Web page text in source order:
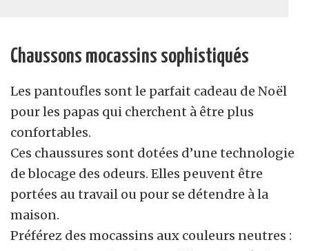
Chaussons mocassins sophistiqués
Les pantoufles sont le parfait cadeau de Noël
pour les papas qui cherchent à être plus
confortables.
Ces chaussures sont dotées d’une technologie
de blocage des odeurs. Elles peuvent être
portées au travail ou pour se détendre à la
maison.
Préférez des mocassins aux couleurs neutres :